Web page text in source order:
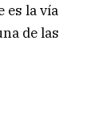
es la vía
de las